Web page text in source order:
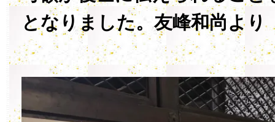
となりました。友峰和尚より